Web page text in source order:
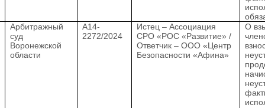
Арбитражный
суд
Воронежской
области
А14-
2272/2024
Истец – Ассоциация
СРО «РОС «Развитие» /
Ответчик – ООО «Центр
Безопасности «Афина»
О